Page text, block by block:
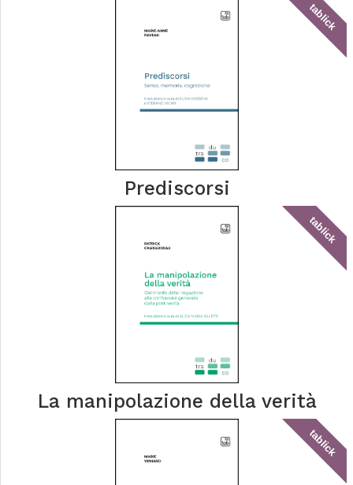
tablick
Prediscorsi
tablick
La manipolazione della verità
tablick